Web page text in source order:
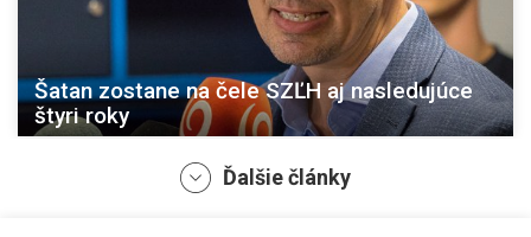
Šatan zostane na čele SZĽH aj nasledujúce
štyri roky
Ďalšie články